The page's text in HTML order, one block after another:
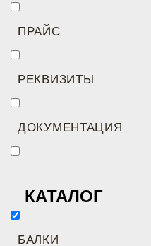
ПРАЙС
РЕКВИЗИТЫ
ДОКУМЕНТАЦИЯ
КАТАЛОГ
БАЛКИ